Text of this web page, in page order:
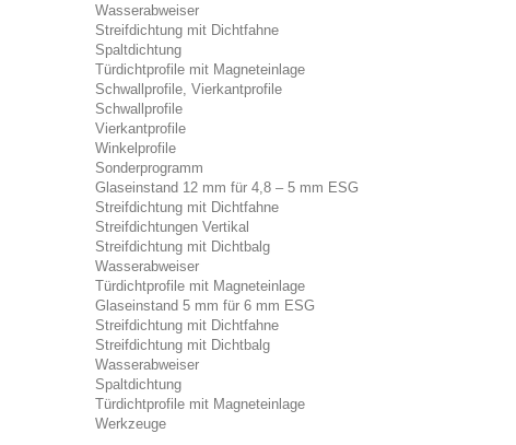
Wasserabweiser
Streifdichtung mit Dichtfahne
Spaltdichtung
Türdichtprofile mit Magneteinlage
Schwallprofile, Vierkantprofile
Schwallprofile
Vierkantprofile
Winkelprofile
Sonderprogramm
Glaseinstand 12 mm für 4,8 – 5 mm ESG
Streifdichtung mit Dichtfahne
Streifdichtungen Vertikal
Streifdichtung mit Dichtbalg
Wasserabweiser
Türdichtprofile mit Magneteinlage
Glaseinstand 5 mm für 6 mm ESG
Streifdichtung mit Dichtfahne
Streifdichtung mit Dichtbalg
Wasserabweiser
Spaltdichtung
Türdichtprofile mit Magneteinlage
Werkzeuge